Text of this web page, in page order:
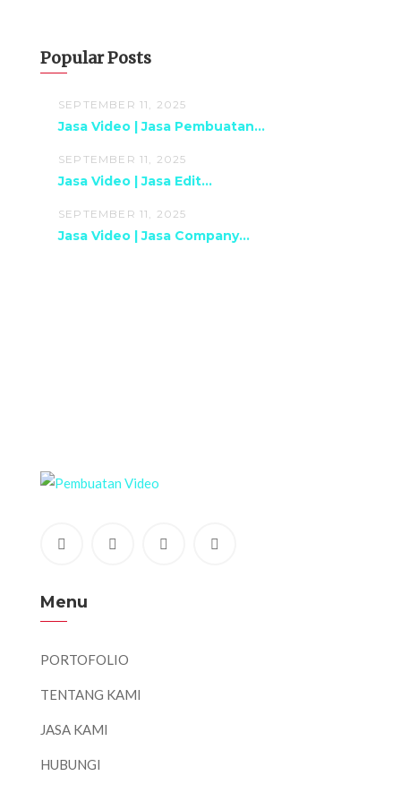
Popular Posts
SEPTEMBER 11, 2025
Jasa Video | Jasa Pembuatan...
SEPTEMBER 11, 2025
Jasa Video | Jasa Edit...
SEPTEMBER 11, 2025
Jasa Video | Jasa Company...
Menu
PORTOFOLIO
TENTANG KAMI
JASA KAMI
HUBUNGI